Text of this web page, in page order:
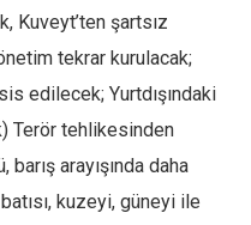
Kuveyt’ten şartsız
tekrar kurulacak;
edilecek; Yurtdışındaki
Terör tehlikesinden
arayışında daha
kuzeyi, güneyi ile